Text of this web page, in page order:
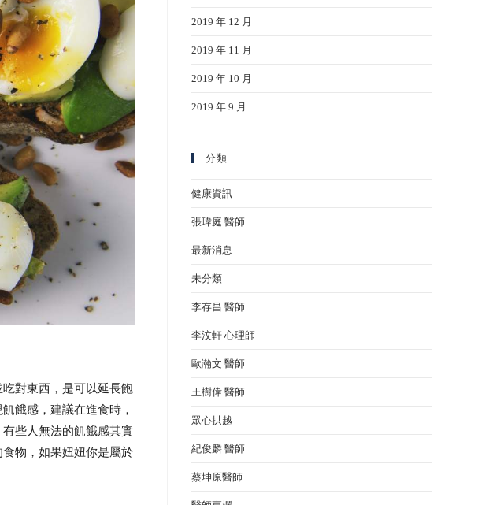
對東西，是可以延長飽
餓感，建議在進食時，
些人無法的飢餓感其實
物，如果妞妞你是屬於
2019 年 12 月
2019 年 11 月
2019 年 10 月
2019 年 9 月
分類
健康資訊
張瑋庭 醫師
最新消息
未分類
李存昌 醫師
李汶軒 心理師
歐瀚文 醫師
王樹偉 醫師
眾心拱越
紀俊麟 醫師
蔡坤原醫師